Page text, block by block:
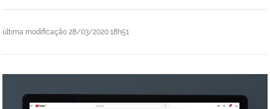
última modificação 28/03/2020 18h51